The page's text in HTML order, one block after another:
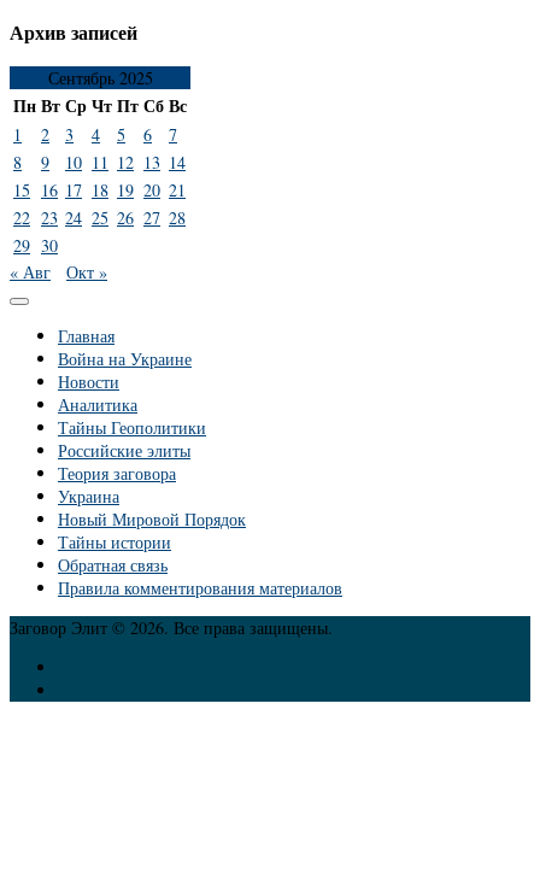
Архив записей
Сентябрь 2025
ПнВтСрЧтПтСбВс
1 2 3 4 5 6
7
8
9 10 11 12 13 14
15 16 17 18 19 20 21
22 23 24 25 26 27 28
29 30
« Авг
Окт »
Главная
Война на Украине
Новости
Аналитика
Тайны Геополитики
Российские элиты
Теория заговора
Украина
Новый Мировой Порядок
Тайны истории
Обратная связь
Правила комментирования материалов
Заговор Элит © 2026. Все права защищены.